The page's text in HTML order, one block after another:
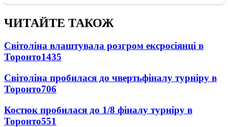
ЧИТАЙТЕ ТАКОЖ
Світоліна влаштувала розгром ексросіянці в
Торонто1435
Світоліна пробилася до чвертьфіналу турніру в
Торонто706
Костюк пробилася до 1/8 фіналу турніру в
Торонто551